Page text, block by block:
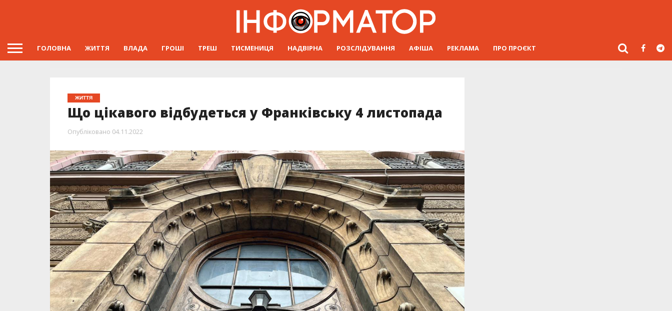
ГОЛОВНА ЖИТТЯ ВЛАДА ГРОШІ ТРЕШ ТИСМЕНИЦЯ НАДВІРНА РОЗСЛІДУВАННЯ АФІША РЕКЛАМА ПРО ПРОЄКТ
ЖИТТЯ
Що цікавого відбудеться у Франківську 4 листопада
Опубліковано 04.11.2022